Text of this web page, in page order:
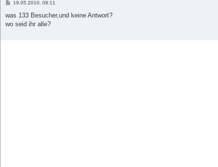
B
i
r
19.05.2010, 09:11
was 133 Besucher,und keine Antwort?
wo seid ihr alle?